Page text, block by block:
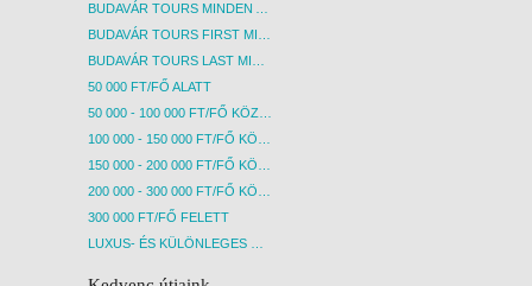
BUDAVÁR TOURS MINDEN AKCIÓS ÚT
BUDAVÁR TOURS FIRST MINUTE AKCIÓS UTAK
BUDAVÁR TOURS LAST MINUTE AKCIÓS UTAK
50 000 FT/FŐ ALATT
50 000 - 100 000 FT/FŐ KÖZÖTT
100 000 - 150 000 FT/FŐ KÖZÖTT
150 000 - 200 000 FT/FŐ KÖZÖTT
200 000 - 300 000 FT/FŐ KÖZÖTT
300 000 FT/FŐ FELETT
LUXUS- ÉS KÜLÖNLEGES UTAK